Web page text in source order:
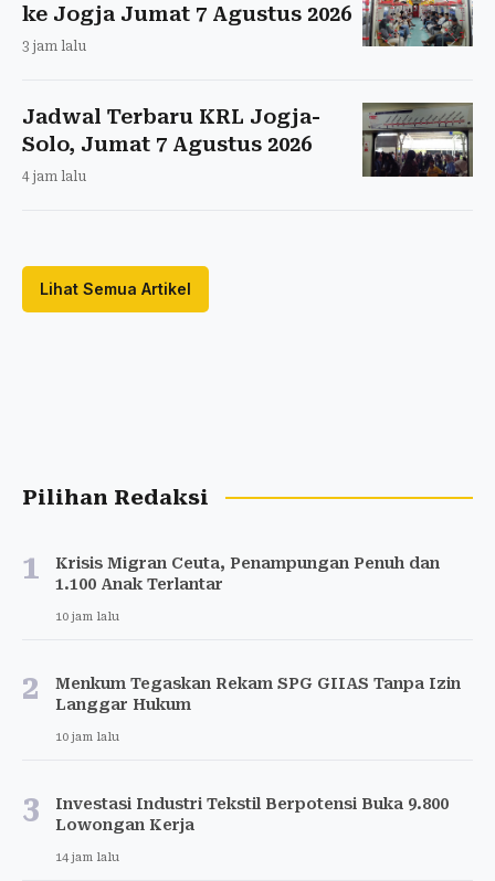
ke Jogja Jumat 7 Agustus 2026
3 jam lalu
Jadwal Terbaru KRL Jogja-
Solo, Jumat 7 Agustus 2026
4 jam lalu
Lihat Semua Artikel
Pilihan Redaksi
1
Krisis Migran Ceuta, Penampungan Penuh dan
1.100 Anak Terlantar
10 jam lalu
2
Menkum Tegaskan Rekam SPG GIIAS Tanpa Izin
Langgar Hukum
10 jam lalu
3
Investasi Industri Tekstil Berpotensi Buka 9.800
Lowongan Kerja
14 jam lalu